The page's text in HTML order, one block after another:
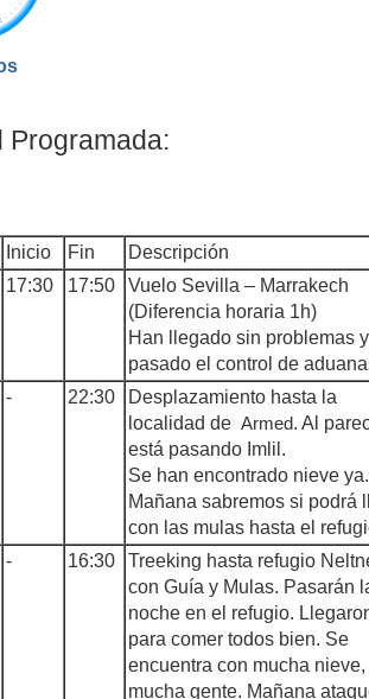
Programada:
Inicio Fin
Descripción
17:30 17:50
Vuelo Sevilla – Marrakech
(Diferencia horaria 1h)
Han llegado sin problemas
pasado el control de
- 22:30
Desplazamiento hasta la
localidad de Armed. Al
está pasando Imlil.
Se han encontrado nieve ya.
Mañana sabremos si podrá
con las mulas hasta el
- 16:30
Treeking hasta refugio
con Guía y Mulas. Pasarán
noche en el refugio.
para comer todos bien. Se
encuentra con mucha nieve,
mucha gente. Mañana